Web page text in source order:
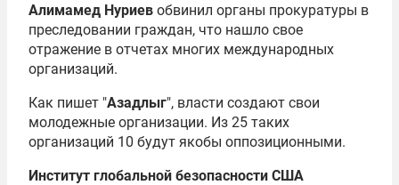
Алимамед Нуриев обвинил органы прокуратуры в
преследовании граждан, что нашло свое
отражение в отчетах многих международных
организаций.
Как пишет "Азадлыг", власти создают свои
молодежные организации. Из 25 таких
организаций 10 будут якобы оппозиционными.
Институт глобальной безопасности США